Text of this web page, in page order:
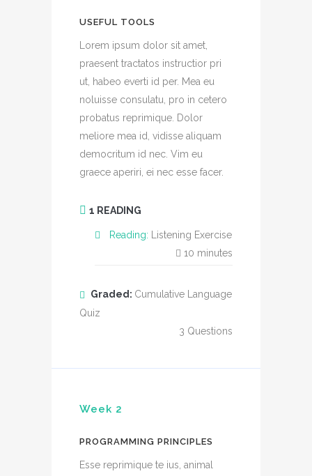
USEFUL TOOLS
Lorem ipsum dolor sit amet,
praesent tractatos instructior pri
ut, habeo everti id per. Mea eu
noluisse consulatu, pro in cetero
probatus reprimique. Dolor
meliore mea id, vidisse aliquam
democritum id nec. Vim eu
graece aperiri, ei nec esse facer.
1 READING
Reading:
Listening Exercise
10 minutes
Graded: Cumulative Language
Quiz
3 Questions
Week 2
PROGRAMMING PRINCIPLES
Esse reprimique te ius, animal